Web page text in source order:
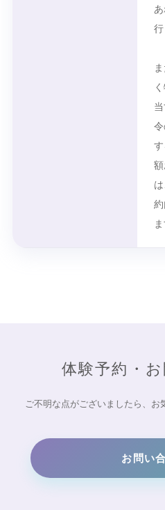
体験予約・
ご不明な点がございましたら、お
お問い